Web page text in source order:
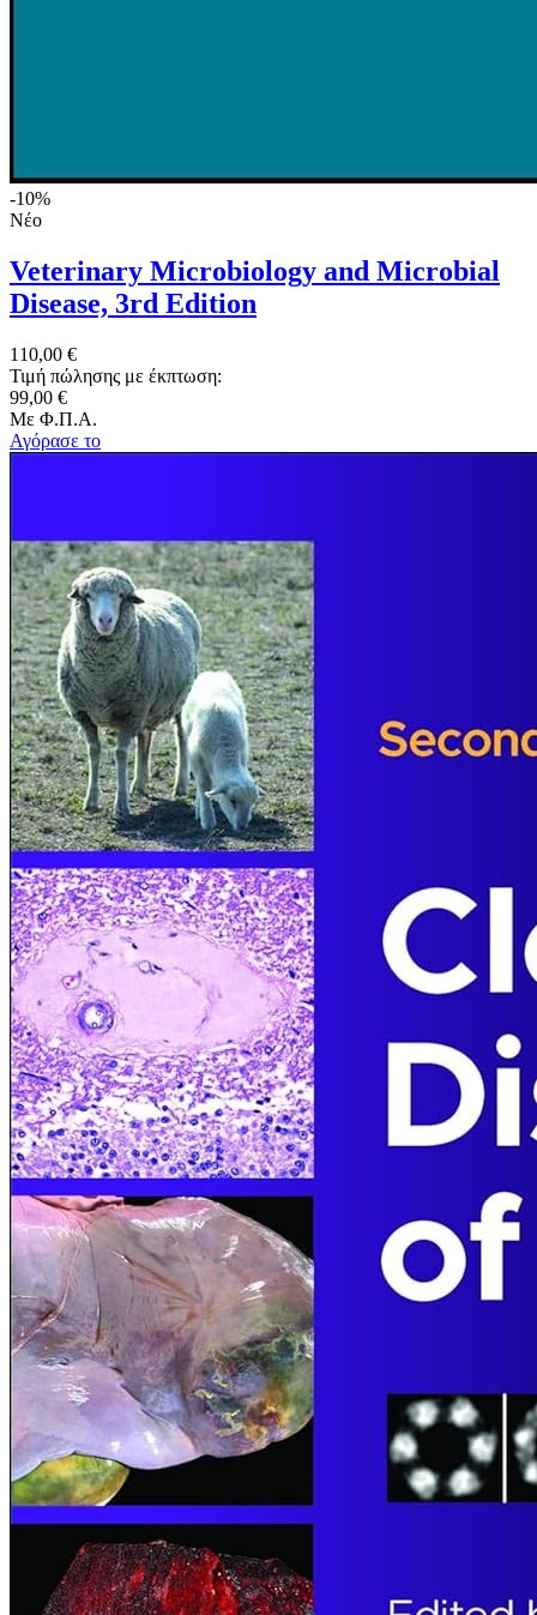
-10%
Νέο
Veterinary Microbiology and Microbial
Disease, 3rd Edition
110,00 €
Τιμή πώλησης με έκπτωση:
99,00 €
Με Φ.Π.Α.
Αγόρασε το